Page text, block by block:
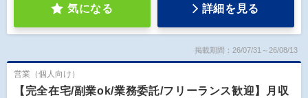
気になる 詳細を見る
掲載期間：26/07/31～26/08/13
営業（個人向け）
【完全在宅/副業ok/業務委託/フリーランス歓迎】月収